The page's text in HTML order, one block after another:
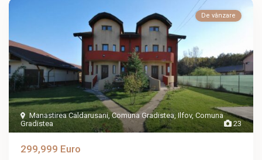
23
Manastirea Caldarusani,Comuna Gradistea,Ilfov,Comuna
Gradistea
De vânzare
299,999 Euro